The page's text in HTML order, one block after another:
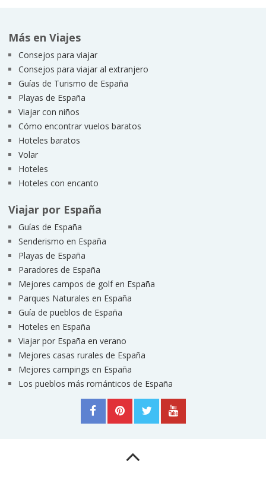
Más en Viajes
Consejos para viajar
Consejos para viajar al extranjero
Guías de Turismo de España
Playas de España
Viajar con niños
Cómo encontrar vuelos baratos
Hoteles baratos
Volar
Hoteles
Hoteles con encanto
Viajar por España
Guías de España
Senderismo en España
Playas de España
Paradores de España
Mejores campos de golf en España
Parques Naturales en España
Guía de pueblos de España
Hoteles en España
Viajar por España en verano
Mejores casas rurales de España
Mejores campings en España
Los pueblos más románticos de España